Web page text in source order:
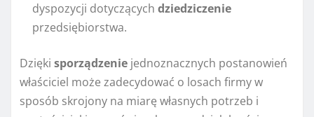
dyspozycji dotyczących dziedziczenie
przedsiębiorstwa.
Dzięki sporządzenie jednoznacznych postanowień
właściciel może zadecydować o losach firmy w
sposób skrojony na miarę własnych potrzeb i